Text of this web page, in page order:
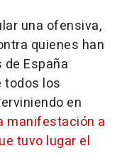
una ofensiva,
quienes han
España
todos los
en
manifestación a
tuvo lugar el